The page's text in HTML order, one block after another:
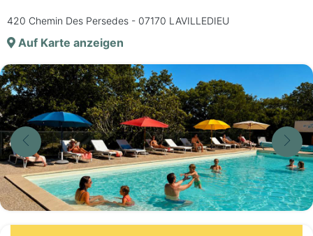
420 Chemin Des Persedes - 07170 LAVILLEDIEU
Auf Karte anzeigen